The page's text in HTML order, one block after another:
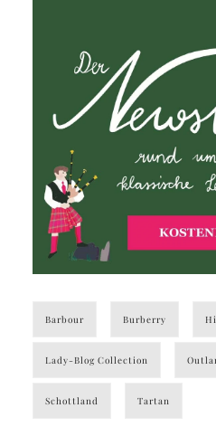
Barbour Burberry
Lady-Blog Collection
Schottland Tartan